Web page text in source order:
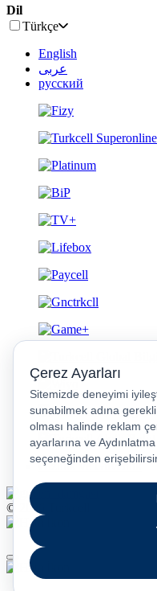
Dil
Türkçe
English
عربى
русский
Gizlilik ve Güvenlik
© 2026 Turkcell